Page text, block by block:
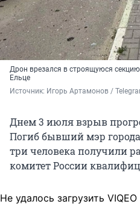
Дрон врезался в строящуюся
Ельце
Источник: Игорь Артамонов /
Днем 3 июля взрыв
Погиб бывший мэр
три человека получили
комитет России
Не удалось загрузить VIQEO